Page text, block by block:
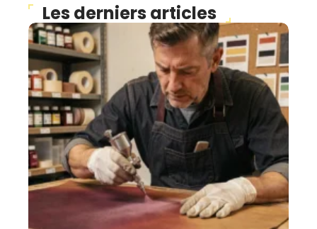
Les derniers articles